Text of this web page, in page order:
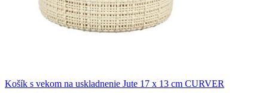
Košík s vekom na uskladnenie Jute 17 x 13 cm CURVER